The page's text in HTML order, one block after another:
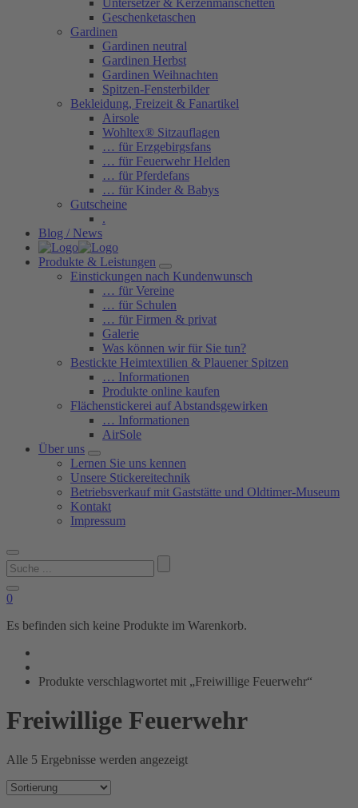
Untersetzer & Kerzenmanschetten
Geschenketaschen
Gardinen
Gardinen neutral
Gardinen Herbst
Gardinen Weihnachten
Spitzen-Fensterbilder
Bekleidung, Freizeit & Fanartikel
Airsole
Wohltex® Sitzauflagen
… für Erzgebirgsfans
… für Feuerwehr Helden
… für Pferdefans
… für Kinder & Babys
Gutscheine
.
Blog / News
Produkte & Leistungen
Einstickungen nach Kundenwunsch
… für Vereine
… für Schulen
… für Firmen & privat
Galerie
Was können wir für Sie tun?
Bestickte Heimtextilien & Plauener Spitzen
… Informationen
Produkte online kaufen
Flächenstickerei auf Abstandsgewirken
… Informationen
AirSole
Über uns
Lernen Sie uns kennen
Unsere Stickereitechnik
Betriebsverkauf mit Gaststätte und Oldtimer-Museum
Kontakt
Impressum
Suchen
nach:
0
Es befinden sich keine Produkte im Warenkorb.
Produkte verschlagwortet mit „Freiwillige Feuerwehr“
Freiwillige Feuerwehr
Alle 5 Ergebnisse werden angezeigt